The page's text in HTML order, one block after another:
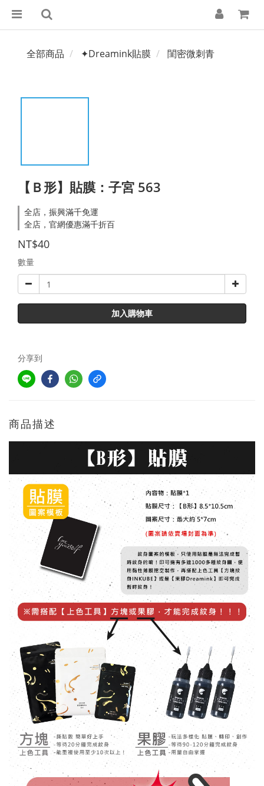
全部商品 ✦Dreamink貼膜 閨密微刺青
【Ｂ形】貼膜：子宮 563
全店，振興滿千免運
全店，官網優惠滿千折百
NT$40
數量
加入購物車
分享到
商品描述